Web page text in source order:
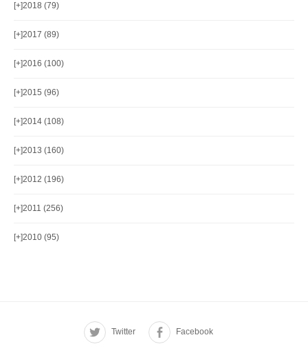
[+]2018 (79)
[+]2017 (89)
[+]2016 (100)
[+]2015 (96)
[+]2014 (108)
[+]2013 (160)
[+]2012 (196)
[+]2011 (256)
[+]2010 (95)
Twitter Facebook